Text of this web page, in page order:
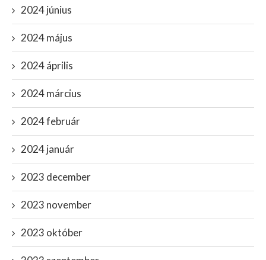
2024 június
2024 május
2024 április
2024 március
2024 február
2024 január
2023 december
2023 november
2023 október